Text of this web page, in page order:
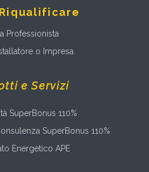
Riqualificare
Professionista
o Impresa
e Servizi
SuperBonus 110%
SuperBonus 110%
Energetico APE